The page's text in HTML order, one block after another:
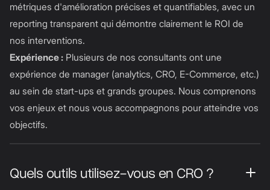
métriques d'amélioration précises et quantifiables, avec un
reporting transparent qui démontre clairement le ROI de
nos interventions.
Expérience : Plusieurs de nos consultants ont une
expérience de manager (analytics, CRO, E-Commerce, etc.)
au sein de start-ups et grands groupes. Nous comprenons
vos enjeux et nous vous accompagnons pour atteindre vos
objectifs.
Quels outils utilisez-vous en CRO ?